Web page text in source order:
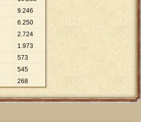
9.246
6.250
2.724
1.973
573
545
268